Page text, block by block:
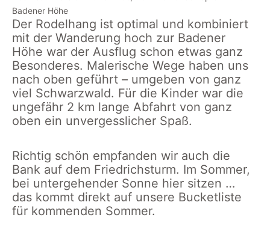
Badener Höhe
Der Rodelhang ist optimal und kombiniert
mit der Wanderung hoch zur Badener
Höhe war der Ausflug schon etwas ganz
Besonderes. Malerische Wege haben uns
nach oben geführt – umgeben von ganz
viel Schwarzwald. Für die Kinder war die
ungefähr 2 km lange Abfahrt von ganz
oben ein unvergesslicher Spaß.
Richtig schön empfanden wir auch die
Bank auf dem Friedrichsturm. Im Sommer,
bei untergehender Sonne hier sitzen …
das kommt direkt auf unsere Bucketliste
für kommenden Sommer.